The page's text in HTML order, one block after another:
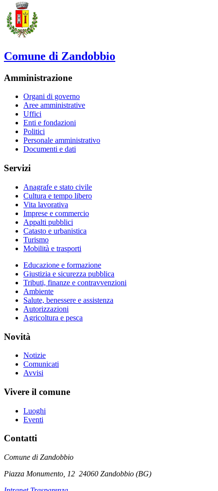
Comune di Zandobbio
Amministrazione
Organi di governo
Aree amministrative
Uffici
Enti e fondazioni
Politici
Personale amministrativo
Documenti e dati
Servizi
Anagrafe e stato civile
Cultura e tempo libero
Vita lavorativa
Imprese e commercio
Appalti pubblici
Catasto e urbanistica
Turismo
Mobilità e trasporti
Educazione e formazione
Giustizia e sicurezza pubblica
Tributi, finanze e contravvenzioni
Ambiente
Salute, benessere e assistenza
Autorizzazioni
Agricoltura e pesca
Novità
Notizie
Comunicati
Avvisi
Vivere il comune
Luoghi
Eventi
Contatti
Comune di Zandobbio
Piazza Monumento, 12 24060 Zandobbio (BG)